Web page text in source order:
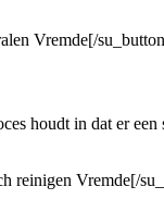
Vremde[/
houdt in dat er
reinigen Vremde[/